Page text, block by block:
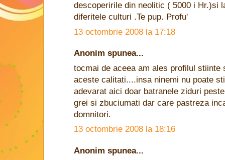
descoperirile din neolitic ( 5000 i Hr.)si
diferitele culturi .Te pup. Profu'
13 octombrie 2008 la 17:18
Anonim spunea...
tocmai de aceea am ales profilul stiinte
aceste calitati....insa ninemi nu poate
adevarat aici doar batranele ziduri
grei si zbuciumati dar care pastreza
domnitori.
13 octombrie 2008 la 18:16
Anonim spunea...